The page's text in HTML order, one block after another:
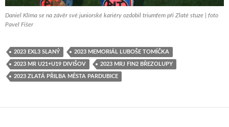
Daniel Klíma se na závěr své juniorské kariéry ozdobil triumfem při Zlaté stuze | foto
Pavel Fišer
2023 EXL3 SLANÝ 2023 MEMORIÁL LUBOŠE TOMÍČKA
2023 MR U21+U19 DIVIŠOV 2023 MRJ FIN2 BŘEZOLUPY
2023 ZLATÁ PŘILBA MĚSTA PARDUBICE